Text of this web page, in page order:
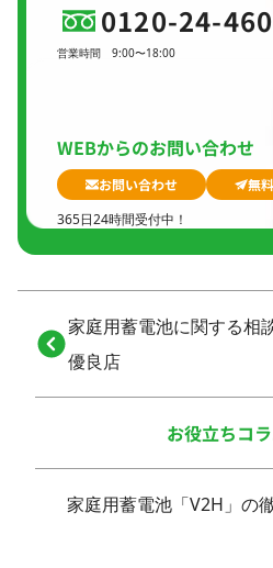
0120-24-
営業時間
9:00〜18:00
WEBからのお問い合わせ
お問い合わせ
無
365日24時間受付中！
家庭用蓄電池に関する相
優良店
お役立ちコ
家庭用蓄電池「V2H」の